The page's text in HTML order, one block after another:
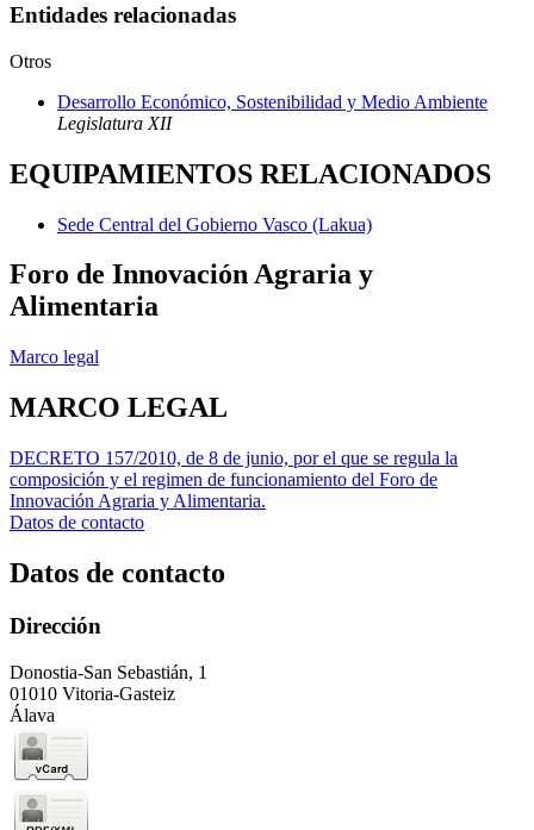
Entidades relacionadas
Otros
Desarrollo Económico, Sostenibilidad y Medio Ambiente
Legislatura XII
EQUIPAMIENTOS RELACIONADOS
Sede Central del Gobierno Vasco (Lakua)
Foro de Innovación Agraria y
Alimentaria
Marco legal
MARCO LEGAL
DECRETO 157/2010, de 8 de junio, por el que se regula la
composición y el regimen de funcionamiento del Foro de
Innovación Agraria y Alimentaria.
Datos de contacto
Datos de contacto
Dirección
Donostia-San Sebastián, 1
01010 Vitoria-Gasteiz
Álava